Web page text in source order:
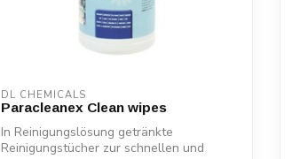
DL CHEMICALS
Paracleanex Clean wipes
In Reinigungslösung getränkte
Reinigungstücher zur schnellen und